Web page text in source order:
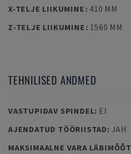
X-TELJE LIIKUMINE : 410 MM
Z-TELJE LIIKUMINE : 1560 MM
TEHNILISED ANDMED
VASTUPIDAV SPINDEL: EI
AJENDATUD TÖÖRIISTAD: JAH
MAKSIMAALNE VARA LÄBIMÕÕT